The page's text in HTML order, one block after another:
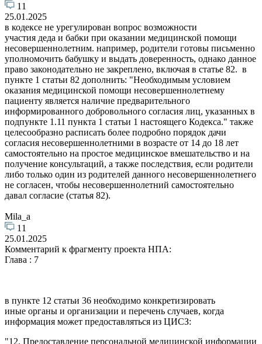
11
25.01.2025
в кодексе не урегулирован вопрос возможности
участия деда и бабки при оказании медицинской помощи
несовершеннолетним. например, родители готовы письменно
уполномочить бабушку и выдать доверенность, однако данное
право законодательно не закреплено, включая в статье 82. в
пункте 1 статьи 82 дополнить: "Необходимым условием
оказания медицинской помощи несовершеннолетнему
пациенту является наличие предварительного
информированного добровольного согласия лиц, указанных в
подпункте 1.11 пункта 1 статьи 1 настоящего Кодекса." также
целесообразно расписать более подробно порядок дачи
согласия несовершеннолетними в возрасте от 14 до 18 лет
самостоятельно на простое медицинское вмешательство и на
получение консультаций, а также последствия, если родители
либо только один из родителей данного несовершеннолетнего
не согласен, чтобы несовершеннолетний самостоятельно
давал согласие (статья 82).
Mila_a
11
25.01.2025
Комментарий к фрагменту проекта НПА:
Глава : 7
в пункте 12 статьи 36 необходимо конкретизировать
иные органы и организации и перечень случаев, когда
информация может предоставляться из ЦИСЗ:
"12. Предоставление персональной медицинской информации